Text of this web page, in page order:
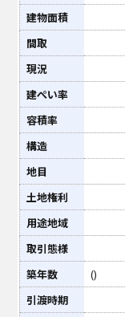
建物面積
間取
現況
建ぺい率
容積率
構造
地目
土地権利
用途地域
取引態様
築年数
()
引渡時期